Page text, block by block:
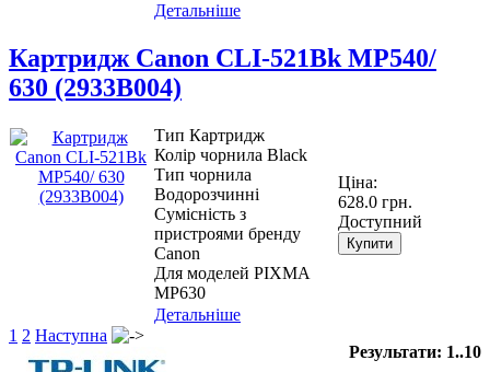
Детальніше
Картридж Canon CLI-521Bk MP540/
630 (2933B004)
Тип Картридж
Колір чорнила Black
Тип чорнила
Водорозчинні
Сумісність з
пристроями бренду
Canon
Для моделей PIXMA
MP630
Ціна:
628.0 грн.
Доступний
Купити
Детальніше
1 2 Наступна
Результати: 1..10